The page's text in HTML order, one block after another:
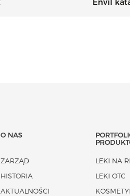
Envil
O NAS
ZARZĄD
HISTORIA
AKTUALNOŚCI
LEKI NA
LEKI OTC